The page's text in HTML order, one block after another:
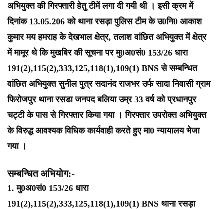
अभियुक्त की गिरफ्तारी हेतु टीमें लगा दी गयी थी । इसी क्रम में
दिनांक 13.05.206 को थाना रसड़ा पुलिस टीम के उ0नि0 आकाश
कुमार मय हमराह के देखभाल क्षेत्र, तलाश वांछित अभियुक्त में क्षेत्र
में मामूर थे कि मुखबिर की सूचना पर मु0अ0सं0 153/26 धारा
191(2),115(2),333,125,118(1),109(1) BNS से सम्बन्धित
वांछित अभियुक्त सुनील पुत्र सदानंद राजभर उर्फ सादा निवासी ग्राम
फिरोजपुर थाना रसडा जनपद बलिया उम्र 33 वर्ष को प्रधानपुर
चट्टी के पास से गिरफ्तार किया गया । गिरफ्तार उपरोक्त अभियुक्त
के विरुद्ध आवश्यक विधिक कार्यवाही करते हुए मा0 न्यायालय भेजा
गया ।
सम्बन्धित अभियोग:-
1. मु0अ0सं0 153/26 धारा
191(2),115(2),333,125,118(1),109(1) BNS थाना रसड़ा